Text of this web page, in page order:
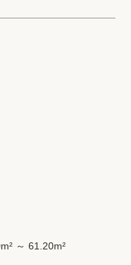
～ 61.20m²